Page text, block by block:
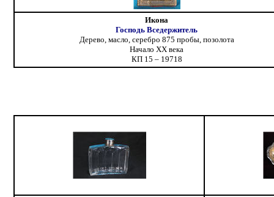
Икона
Господь Вседержитель
Дерево, масло, серебро 875 пробы, позолота
Начало XX века
КП 15 – 19718